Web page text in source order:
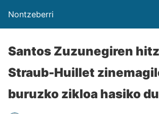
Nontzeberri
Santos Zuzunegiren
Straub-Huillet
buruzko zikloa hasiko du